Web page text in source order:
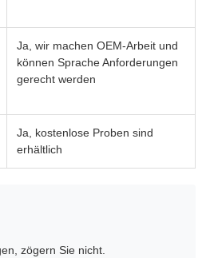
Ja, wir machen OEM-Arbeit und
können Sprache Anforderungen
gerecht werden
Ja, kostenlose Proben sind
erhältlich
zögern Sie nicht.